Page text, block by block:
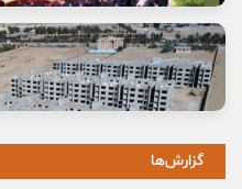
خانه ما «اتاق خبر» است
17 مرداد, 1405
گزارش‌ها